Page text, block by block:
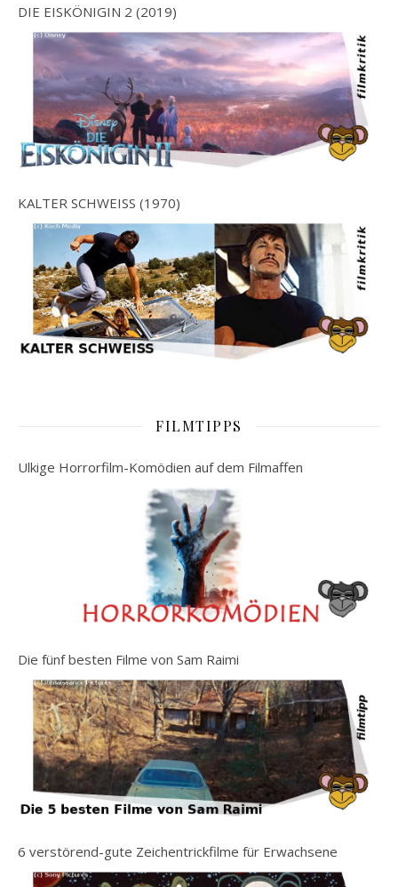
DIE EISKÖNIGIN 2 (2019)
KALTER SCHWEISS (1970)
FILMTIPPS
Ulkige Horrorfilm-Komödien auf dem Filmaffen
Die fünf besten Filme von Sam Raimi
6 verstörend-gute Zeichentrickfilme für Erwachsene